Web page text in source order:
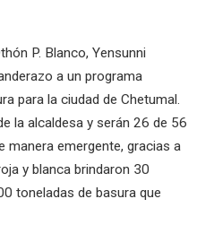
P. Blanco, Yensunni
a un programa
para la ciudad de Chetumal.
la alcaldesa y serán 26 de 56
manera emergente, gracias a
y blanca brindaron 30
toneladas de basura que